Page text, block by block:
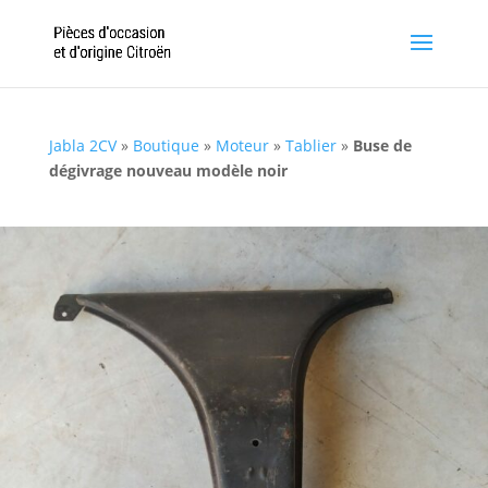
Jabla 2CV» Boutique » Moteur» Tablier» Buse de
dégivrage nouveau modèle noir